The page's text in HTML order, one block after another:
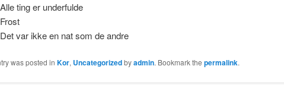
Alle ting er underfulde
Frost
Det var ikke en nat som de andre
was posted inKor, Uncategorizedbyadmin. Bookmark thepermalink.